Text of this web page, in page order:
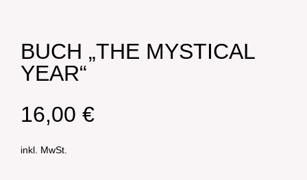
BUCH „THE MYSTICAL
YEAR“
16,00 €
inkl. MwSt.